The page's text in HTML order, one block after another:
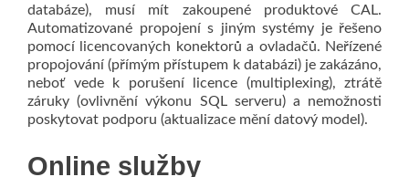
databáze), musí mít zakoupené produktové CAL.
Automatizované propojení s jiným systémy je řešeno
pomocí licencovaných konektorů a ovladačů. Neřízené
propojování (přímým přístupem k databázi) je zakázáno,
neboť vede k porušení licence (multiplexing), ztrátě
záruky (ovlivnění výkonu SQL serveru) a nemožnosti
poskytovat podporu (aktualizace mění datový model).
Online služby